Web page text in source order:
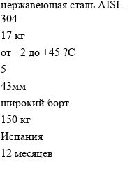
нержавеющая сталь AISI-
304
17 кг
от +2 до +45 ?C
5
43мм
широкий борт
150 кг
Испания
12 месяцев